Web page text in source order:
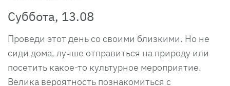
Суббота, 13.08
Проведи этот день со своими близкими. Но не
сиди дома, лучше отправиться на природу или
посетить какое-то культурное мероприятие.
Велика вероятность познакомиться с